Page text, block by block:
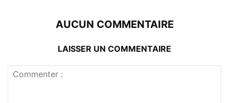
AUCUN COMMENTAIRE
LAISSER UN COMMENTAIRE